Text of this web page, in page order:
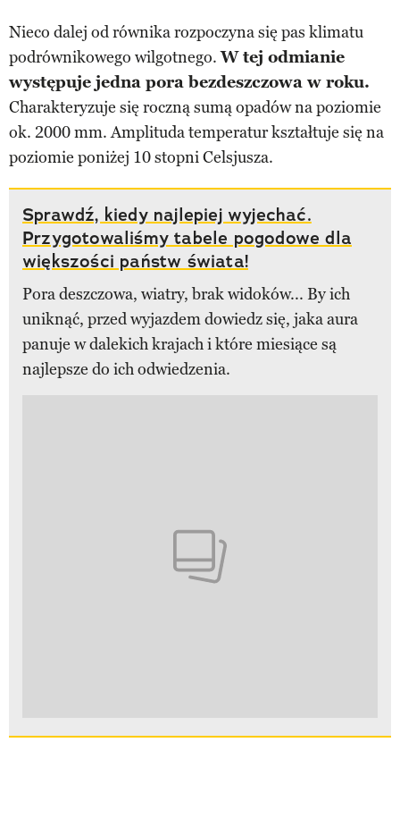
Nieco dalej od równika rozpoczyna się pas klimatu
podrównikowego wilgotnego.W tej odmianie
występuje jedna pora bezdeszczowa w roku.
Charakteryzuje się roczną sumą opadów na poziomie
ok. 2000 mm. Amplituda temperatur kształtuje się na
poziomie poniżej 10 stopni Celsjusza.
Sprawdź, kiedy najlepiej wyjechać.
Przygotowaliśmy tabele pogodowe dla
większości państw świata!
Pora deszczowa, wiatry, brak widoków... By ich
uniknąć, przed wyjazdem dowiedz się, jaka aura
panuje w dalekich krajach i które miesiące są
najlepsze do ich odwiedzenia.